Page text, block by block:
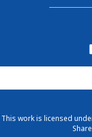
This work is licensed